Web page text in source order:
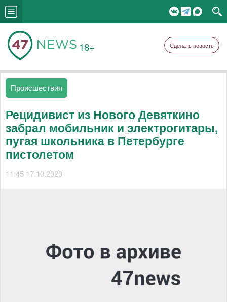
18+ Сделать новость
Происшествия
Рецидивист из Нового Девяткино
забрал мобильник и электрогитары,
пугая школьника в Петербурге
пистолетом
11:45 17.10.2020